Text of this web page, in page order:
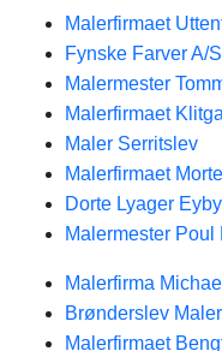
Malerfirmaet
Fynske Farver A/S
Malermester
Malerfirmaet
Maler Serritslev
Malerfirmaet
Dorte Lyager
Malermester Poul
Malerfirma
Brønderslev
Malerfirmaet